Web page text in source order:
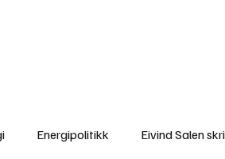
Energipolitikk Eivind Salen